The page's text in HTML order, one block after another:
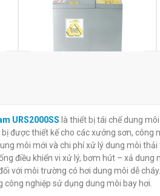
ram URS900EPSS
0
URS2000SS là thiết bị tái chế dung
được thiết kế cho các xưởng sơn,
môi mới và chi phí xử lý dung môi
điều khiển vi xử lý, bơm hút – xả
với môi trường có hơi dung môi dễ
nghiệp sử dụng dung môi bay hơi.